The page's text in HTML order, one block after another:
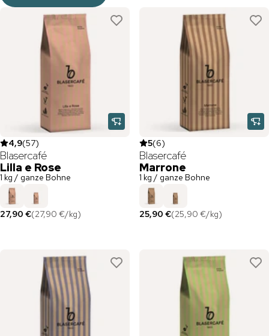
4,9(57)
Blasercafé
Lilla e Rose
1 kg / ganze Bohne
27,90 €(27,90 €/kg)
5(6)
Blasercafé
Marrone
1 kg / ganze Bohne
25,90 €(25,90 €/kg)